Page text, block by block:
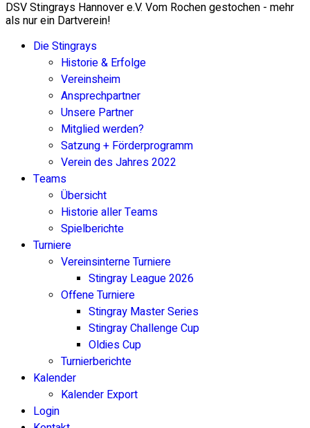
DSV Stingrays Hannover e.V. Vom Rochen gestochen - mehr
als nur ein Dartverein!
Die Stingrays
Historie & Erfolge
Vereinsheim
Ansprechpartner
Unsere Partner
Mitglied werden?
Satzung + Förderprogramm
Verein des Jahres 2022
Teams
Übersicht
Historie aller Teams
Spielberichte
Turniere
Vereinsinterne Turniere
Stingray League 2026
Offene Turniere
Stingray Master Series
Stingray Challenge Cup
Oldies Cup
Turnierberichte
Kalender
Kalender Export
Login